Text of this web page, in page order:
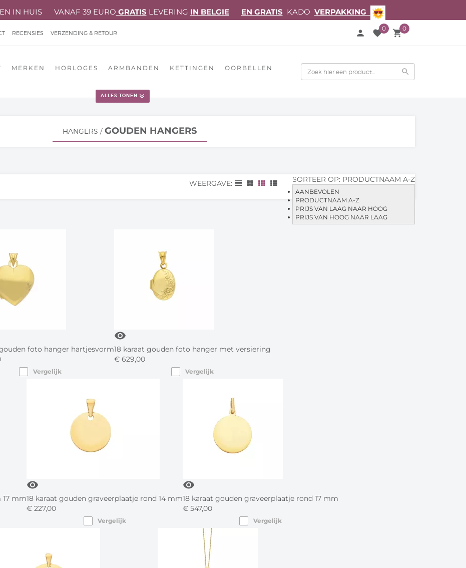
IN HUIS VANAF 39 EURO GRATIS LEVERING IN BELGIE EN GRATIS KADO VERPAKKING
RECENSIES VERZENDING & RETOUR local_grocery_store0
favorite0
person
MERKEN HORLOGES ARMBANDEN KETTINGEN OORBELLEN
ALLES TONEN
search
HANGERS / GOUDEN HANGERS
SORTEER OP: PRODUCTNAAM A-Z
AANBEVOLEN
PRODUCTNAAM A-Z
PRIJS VAN LAAG NAAR HOOG
PRIJS VAN HOOG NAAR LAAG
WEERGAVE:
foto hanger hartjesvorm
Vergelijk
visibility
18 karaat gouden foto hanger met versiering
€ 629,00
Vergelijk
17 mm
visibility
18 karaat gouden graveerplaatje rond 14 mm
€ 227,00
Vergelijk
visibility
18 karaat gouden graveerplaatje rond 17 mm
€ 547,00
Vergelijk